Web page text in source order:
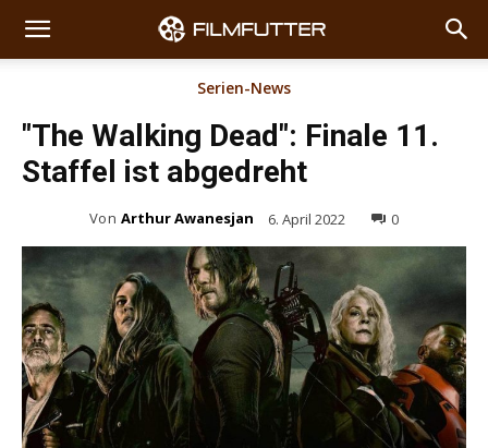
Serien-News
"The Walking Dead": Finale 11.
Staffel ist abgedreht
Von Arthur Awanesjan 6. April 2022 0